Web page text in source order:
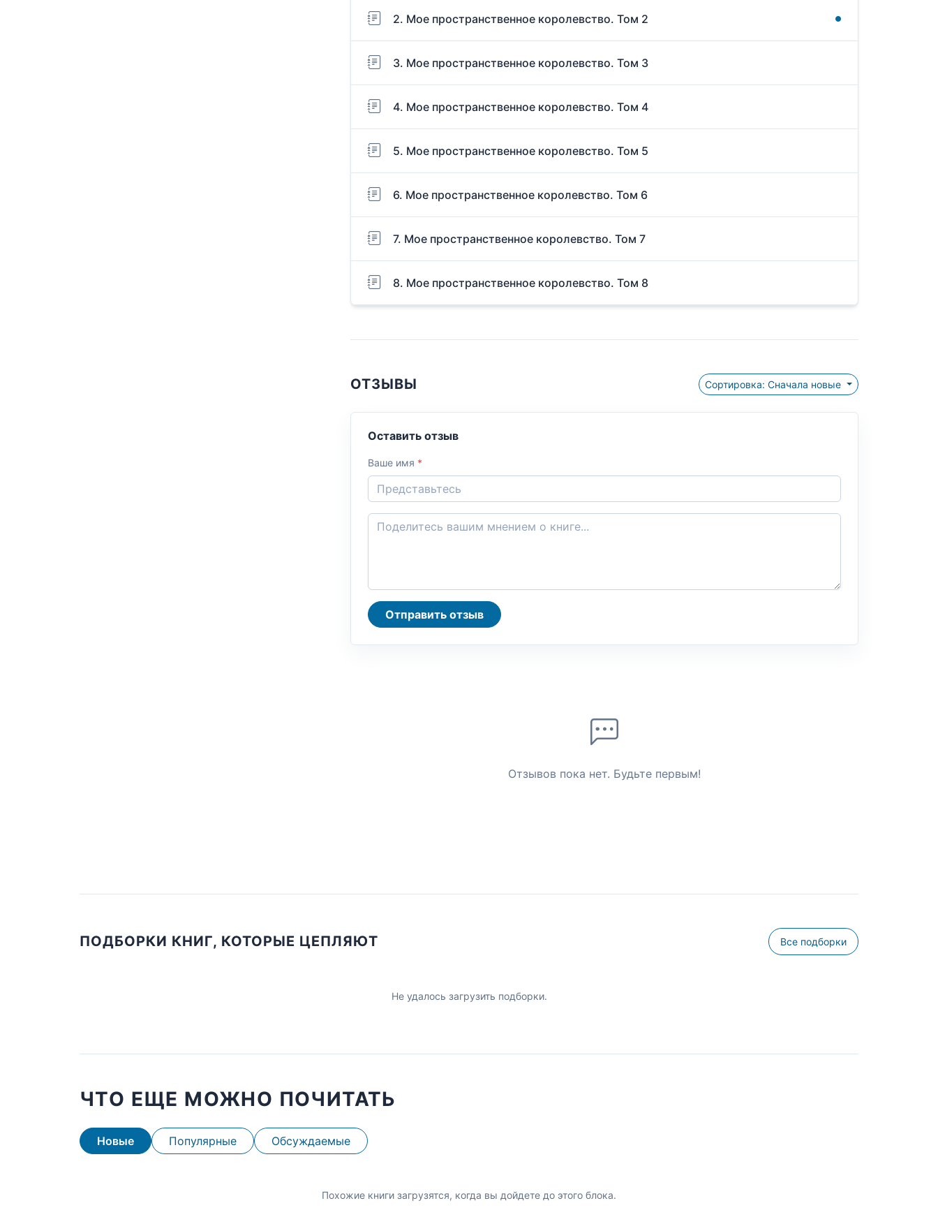
2. Мое пространственное королевство. Том 2
3. Мое пространственное королевство. Том 3
4. Мое пространственное королевство. Том 4
5. Мое пространственное королевство. Том 5
6. Мое пространственное королевство. Том 6
7. Мое пространственное королевство. Том 7
8. Мое пространственное королевство. Том 8
ОТЗЫВЫ Сортировка: Сначала новые
Оставить отзыв
Ваше имя *
Отправить отзыв
Отзывов пока нет. Будьте первым!
ПОДБОРКИ КНИГ, КОТОРЫЕ ЦЕПЛЯЮТ Все подборки
Не удалось загрузить подборки.
ЧТО ЕЩЕ МОЖНО ПОЧИТАТЬ
Новые Популярные Обсуждаемые
Похожие книги загрузятся, когда вы дойдете до этого блока.